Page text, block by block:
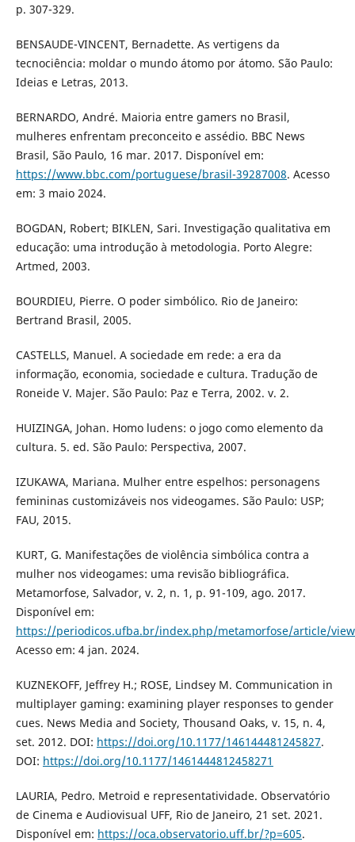
p. 307-329.
BENSAUDE-VINCENT, Bernadette. As vertigens da
tecnociência: moldar o mundo átomo por átomo. São Paulo:
Ideias e Letras, 2013.
BERNARDO, André. Maioria entre gamers no Brasil,
mulheres enfrentam preconceito e assédio. BBC News
Brasil, São Paulo, 16 mar. 2017. Disponível em:
https://www.bbc.com/portuguese/brasil-39287008. Acesso
em: 3 maio 2024.
BOGDAN, Robert; BIKLEN, Sari. Investigação qualitativa em
educação: uma introdução à metodologia. Porto Alegre:
Artmed, 2003.
BOURDIEU, Pierre. O poder simbólico. Rio de Janeiro:
Bertrand Brasil, 2005.
CASTELLS, Manuel. A sociedade em rede: a era da
informação, economia, sociedade e cultura. Tradução de
Roneide V. Majer. São Paulo: Paz e Terra, 2002. v. 2.
HUIZINGA, Johan. Homo ludens: o jogo como elemento da
cultura. 5. ed. São Paulo: Perspectiva, 2007.
IZUKAWA, Mariana. Mulher entre espelhos: personagens
femininas customizáveis nos videogames. São Paulo: USP;
FAU, 2015.
KURT, G. Manifestações de violência simbólica contra a
mulher nos videogames: uma revisão bibliográfica.
Metamorfose, Salvador, v. 2, n. 1, p. 91-109, ago. 2017.
Disponível em:
https://periodicos.ufba.br/index.php/metamorfose/article/
Acesso em: 4 jan. 2024.
KUZNEKOFF, Jeffrey H.; ROSE, Lindsey M. Communication in
multiplayer gaming: examining player responses to gender
cues. News Media and Society, Thousand Oaks, v. 15, n. 4,
set. 2012. DOI: https://doi.org/10.1177/146144481245827.
DOI: https://doi.org/10.1177/1461444812458271
LAURIA, Pedro. Metroid e representatividade. Observatório
de Cinema e Audiovisual UFF, Rio de Janeiro, 21 set. 2021.
Disponível em: https://oca.observatorio.uff.br/?p=605.